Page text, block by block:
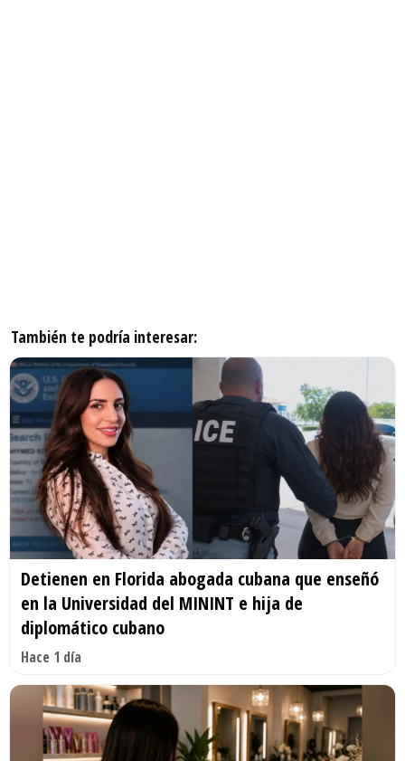
También te podría interesar:
Detienen en Florida abogada cubana que enseñó
en la Universidad del MININT e hija de
diplomático cubano
Hace 1 día